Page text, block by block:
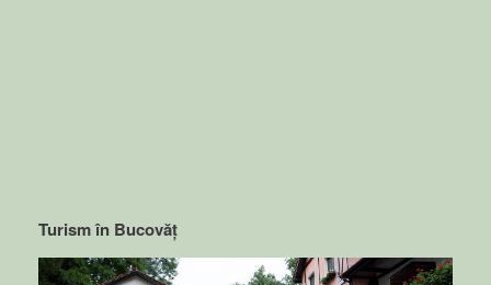
Turism în Bucovăț